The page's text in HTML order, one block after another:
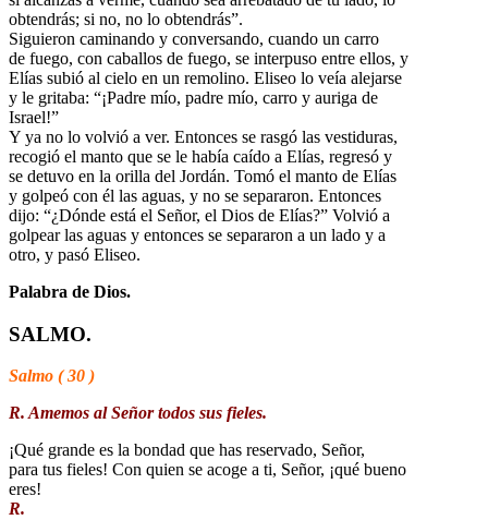
obtendrás; si no, no lo obtendrás”.
Siguieron caminando y conversando, cuando un carro
de fuego, con caballos de fuego, se interpuso entre ellos, y
Elías subió al cielo en un remolino. Eliseo lo veía alejarse
y le gritaba: “¡Padre mío, padre mío, carro y auriga de
Israel!”
Y ya no lo volvió a ver. Entonces se rasgó las vestiduras,
recogió el manto que se le había caído a Elías, regresó y
se detuvo en la orilla del Jordán. Tomó el manto de Elías
y golpeó con él las aguas, y no se separaron. Entonces
dijo: “¿Dónde está el Señor, el Dios de Elías?” Volvió a
golpear las aguas y entonces se separaron a un lado y a
otro, y pasó Eliseo.
Palabra de Dios.
SALMO.
Salmo ( 30 )
R. Amemos al Señor todos sus fieles.
¡Qué grande es la bondad que has reservado, Señor,
para tus fieles! Con quien se acoge a ti, Señor, ¡qué bueno
eres!
R.